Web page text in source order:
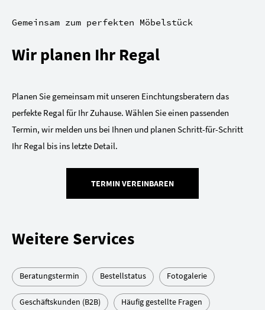
Gemeinsam zum perfekten Möbelstück
Wir planen Ihr Regal
Planen Sie gemeinsam mit unseren Einchtungsberatern das
perfekte Regal für Ihr Zuhause. Wählen Sie einen passenden
Termin, wir melden uns bei Ihnen und planen Schritt-für-Schritt
Ihr Regal bis ins letzte Detail.
TERMIN VEREINBAREN
Weitere Services
Beratungstermin Bestellstatus Fotogalerie
Geschäftskunden (B2B) Häufig gestellte Fragen